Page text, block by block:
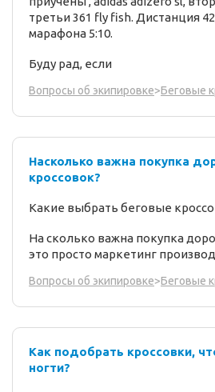
третьи 361 fly fish. Дистанция
марафона 5:10.
Буду рад, если
Вопросы об экипировке>Беговые
Насколько важна покупка
кроссовок?
Какие выбрать беговые
На сколько важна покупка
это просто маркетинг
Вопросы об экипировке>Беговые
Как подобрать кроссовки,
ногти?